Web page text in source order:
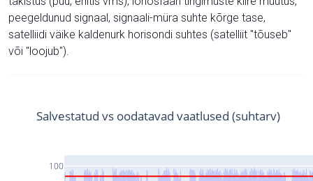
peegeldunud signaal, signaali-müra suhte kõrge tase,
satelliidi väike kaldenurk horisondi suhtes (satelliit "tõuseb"
või "loojub").
100
Salvestatud vs oodatavad vaatlused (suhtarv)